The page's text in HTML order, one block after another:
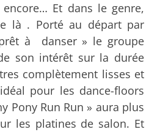
Et dans le genre,
là . Porté au départ par
à danser » le groupe
son intérêt sur la durée
complètement lisses et
pour les dance-floors
Pony Run Run » aura plus
les platines de salon. Et